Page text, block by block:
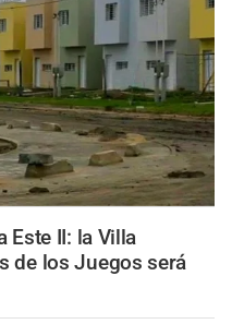
Este II: la Villa
de los Juegos será